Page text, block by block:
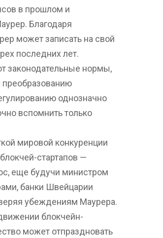
в прошлом и
Благодаря
может записать на свой
последних лет.
законодательные нормы,
преобразованию
однозначно
вспомнить только
мировой конкуренции
стартапов —
еще будучи министром
банки Швейцарии
убеждениям Маурера.
блокчейн-
может отпраздновать